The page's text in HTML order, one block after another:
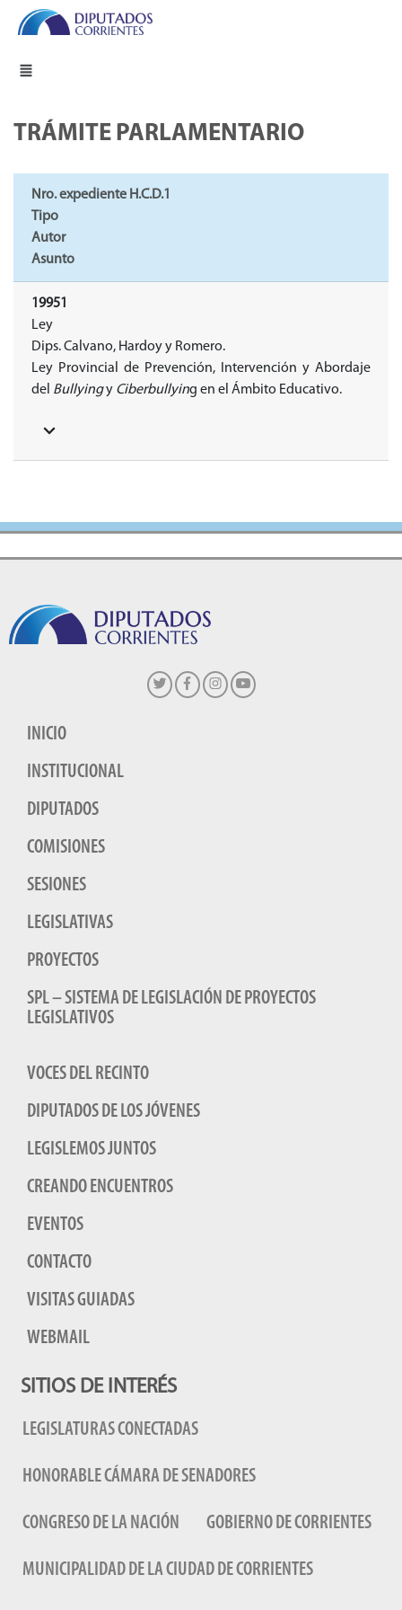
TRÁMITE PARLAMENTARIO
Nro. expediente H.C.D.1
Tipo
Autor
Asunto
19951
Ley
Dips. Calvano, Hardoy y Romero.
Ley Provincial de Prevención, Intervención y Abordaje
del Bullyingy Ciberbullying en el Ámbito Educativo.
INICIO
INSTITUCIONAL
DIPUTADOS
COMISIONES
SESIONES
LEGISLATIVAS
PROYECTOS
SPL – SISTEMA DE LEGISLACIÓN DE PROYECTOS
LEGISLATIVOS
VOCES DEL RECINTO
DIPUTADOS DE LOS JÓVENES
LEGISLEMOS JUNTOS
CREANDO ENCUENTROS
EVENTOS
CONTACTO
VISITAS GUIADAS
WEBMAIL
SITIOS DE INTERÉS
LEGISLATURAS CONECTADAS
HONORABLE CÁMARA DE SENADORES
CONGRESO DE LA NACIÓN GOBIERNO DE CORRIENTES
MUNICIPALIDAD DE LA CIUDAD DE CORRIENTES